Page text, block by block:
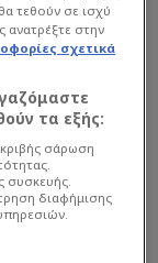
τεθούν σε ισχύ
ανατρέξτε στην
σχετικά
τα εξής:
σάρωση
συσκευής.
διαφήμισης